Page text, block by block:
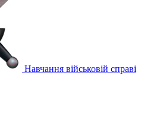
Навчання військовій справі